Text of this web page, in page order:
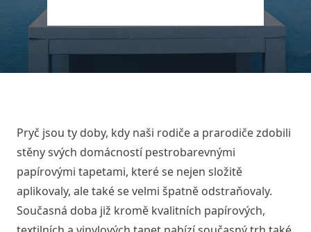
Pryč jsou ty doby, kdy naši rodiče a prarodiče zdobili
stěny svých domácností pestrobarevnými
papírovými tapetami, které se nejen složitě
aplikovaly, ale také se velmi špatně odstraňovaly.
Současná doba již kromě kvalitních papírových,